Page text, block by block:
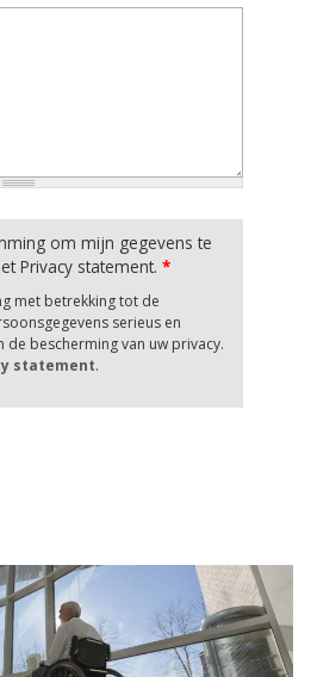
om mijn gegevens te
Privacy statement. *
met betrekking tot de
serieus en
de bescherming van uw privacy.
statement.